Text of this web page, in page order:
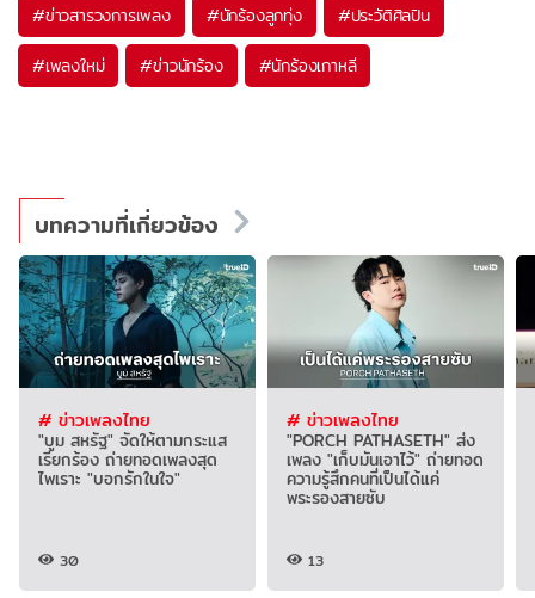
#ข่าวสารวงการเพลง #นักร้องลูกทุ่ง #ประวัติศิลปิน
#เพลงใหม่ #ข่าวนักร้อง #นักร้องเกาหลี
บทความที่เกี่ยวข้อง
# ข่าวเพลงไทย
"บูม สหรัฐ" จัดให้ตามกระแส
เรียกร้อง ถ่ายทอดเพลงสุด
ไพเราะ "บอกรักในใจ"
30
# ข่าวเพลงไทย
"PORCH PATHASETH" ส่ง
เพลง "เก็บมันเอาไว้" ถ่ายทอด
ความรู้สึกคนที่เป็นได้แค่
พระรองสายซับ
13